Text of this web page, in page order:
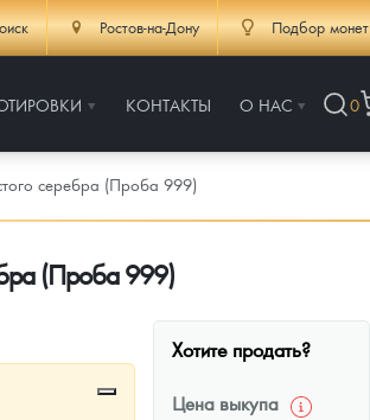
Ростов-на-Дону Подбор монет
КОНТАКТЫ О НАС 0
серебра (Проба 999)
(Проба 999)
Хотите продать?
Цена выкупа